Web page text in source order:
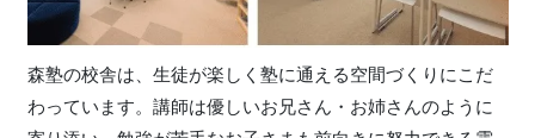
森塾の校舎は、生徒が楽しく塾に通える空間づくりにこだ
わっています。講師は優しいお兄さん・お姉さんのように